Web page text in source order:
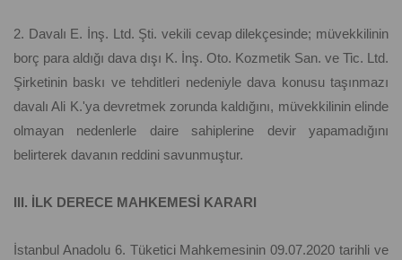
2. Davalı E. İnş. Ltd. Şti. vekili cevap dilekçesinde; müvekkilinin
borç para aldığı dava dışı K. İnş. Oto. Kozmetik San. ve Tic. Ltd.
Şirketinin baskı ve tehditleri nedeniyle dava konusu taşınmazı
davalı Ali K.'ya devretmek zorunda kaldığını, müvekkilinin elinde
olmayan nedenlerle daire sahiplerine devir yapamadığını
belirterek davanın reddini savunmuştur.
III. İLK DERECE MAHKEMESİ KARARI
İstanbul Anadolu 6. Tüketici Mahkemesinin 09.07.2020 tarihli ve